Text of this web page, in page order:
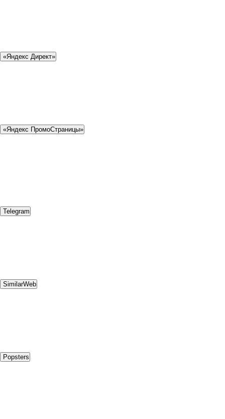
«Яндекс Директ»
«Яндекс ПромоСтраницы»
Telegram
SimilarWeb
Popsters